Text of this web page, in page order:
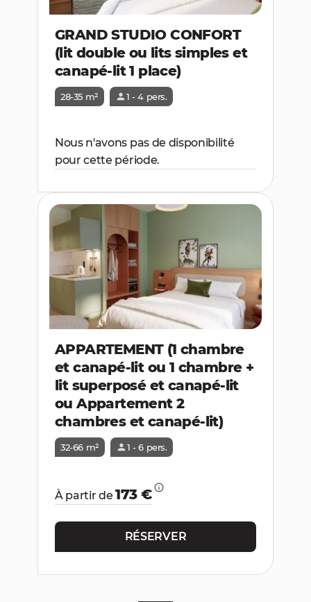
GRAND STUDIO CONFORT
(lit double ou lits simples et
canapé-lit 1 place)
28-35 m² 1 - 4 pers.
Nous n'avons pas de disponibilité
pour cette période.
APPARTEMENT (1 chambre
et canapé-lit ou 1 chambre +
lit superposé et canapé-lit
ou Appartement 2
chambres et canapé-lit)
32-66 m² 1 - 6 pers.
À partir de173 €
RÉSERVER